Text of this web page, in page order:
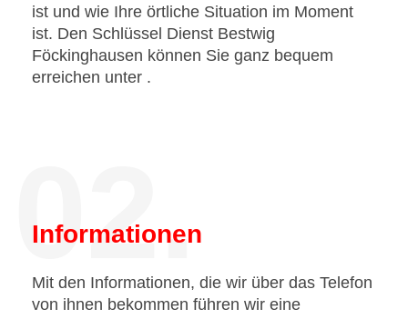
ist und wie Ihre örtliche Situation im Moment
ist. Den Schlüssel Dienst Bestwig
Föckinghausen können Sie ganz bequem
erreichen unter .
02.
Informationen
Mit den Informationen, die wir über das Telefon
von ihnen bekommen führen wir eine